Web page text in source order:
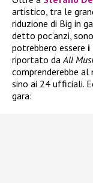
artistico, tra le
riduzione di Big in
detto poc’anzi,
potrebbero essere i
riportato daAll
comprenderebbe
sino ai 24 ufficiali.
gara: